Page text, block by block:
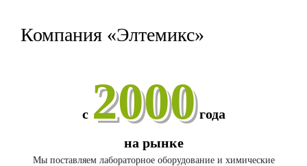
Компания «Элтемикс»
с 2000года
на рынке
Мы поставляем лабораторное оборудование и химические